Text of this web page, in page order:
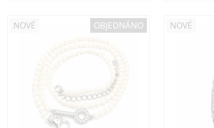
NOVÉ OBJEDNÁNO NOVÉ